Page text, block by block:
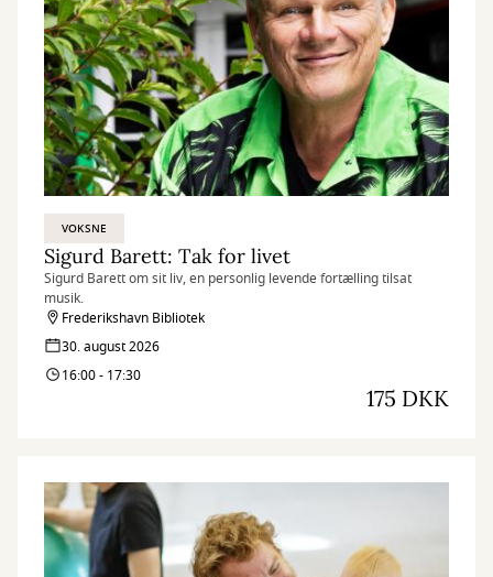
VOKSNE
Sigurd Barett: Tak for livet
Sigurd Barett om sit liv, en personlig levende fortælling tilsat
musik.
Frederikshavn Bibliotek
30. august 2026
16:00 - 17:30
175 DKK